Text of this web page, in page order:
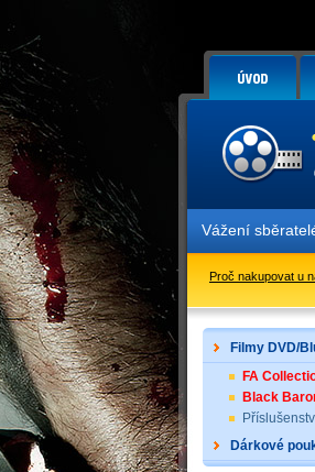
Vážení
Proč nakupovat u
Filmy DVD/
FA
Black
Dárkové